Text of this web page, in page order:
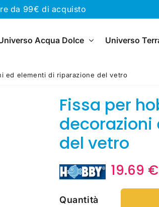
da 99€ di acquisto
Acqua Dolce Universo
ed elementi di riparazione del vetro
Fissa per
decorazioni
del vetro
19.69 €
Quantità